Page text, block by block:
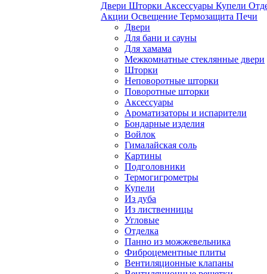
Двери Шторки Аксессуары Купели
Акции Освещение Термозащита Печи
Двери
Для бани и сауны
Для хамама
Межкомнатные стеклянные двери
Шторки
Неповоротные шторки
Поворотные шторки
Аксессуары
Ароматизаторы и испарители
Бондарные изделия
Войлок
Гималайская соль
Картины
Подголовники
Термогигрометры
Купели
Из дуба
Из лиственницы
Угловые
Отделка
Панно из можжевельника
Фиброцементные плиты
Вентиляционные клапаны